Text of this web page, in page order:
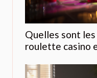
Quelles sont
roulette casino